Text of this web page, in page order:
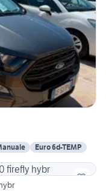
Euro 6d-TEMP